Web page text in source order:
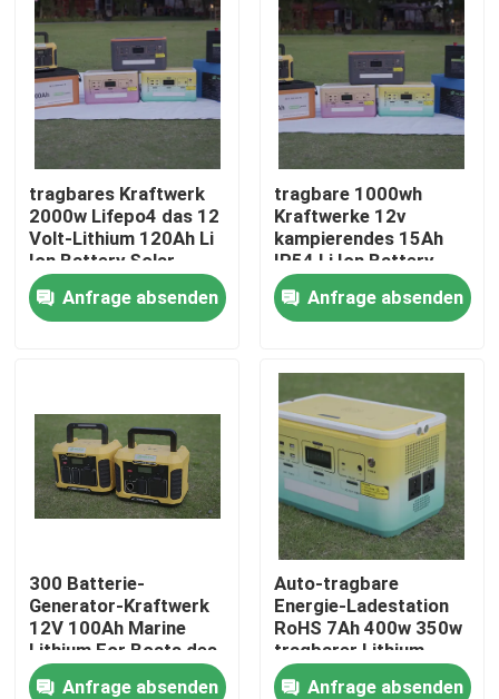
Produkte
Über uns
Fabrik-Ausflug
Qualitätskontrolle
tragbares Kraftwerk
2000w Lifepo4 das 12
Volt-Lithium 120Ah Li
Ion Battery Solar
System
Anfrage absenden
tragbare 1000wh
Kraftwerke 12v
kampierendes 15Ah
IP54 Li Ion Battery
Optional Bluetooth
Anfrage absenden
300 Batterie-
Generator-Kraftwerk
12V 100Ah Marine
Lithium For Boats des
Watt-200w tragbares
Anfrage absenden
Auto-tragbare
Energie-Ladestation
RoHS 7Ah 400w 350w
tragbarer Lithium-
Batterie-Satz 12V
Anfrage absenden